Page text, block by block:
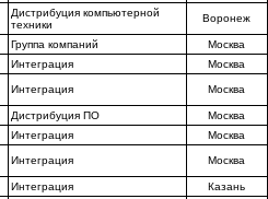
Дистрибуция компьютерной
техники
Воронеж
Группа компаний
Москва
Интеграция Москва
Интеграция Москва
Дистрибуция ПО
Москва
Интеграция Москва
Интеграция Москва
Интеграция Казань